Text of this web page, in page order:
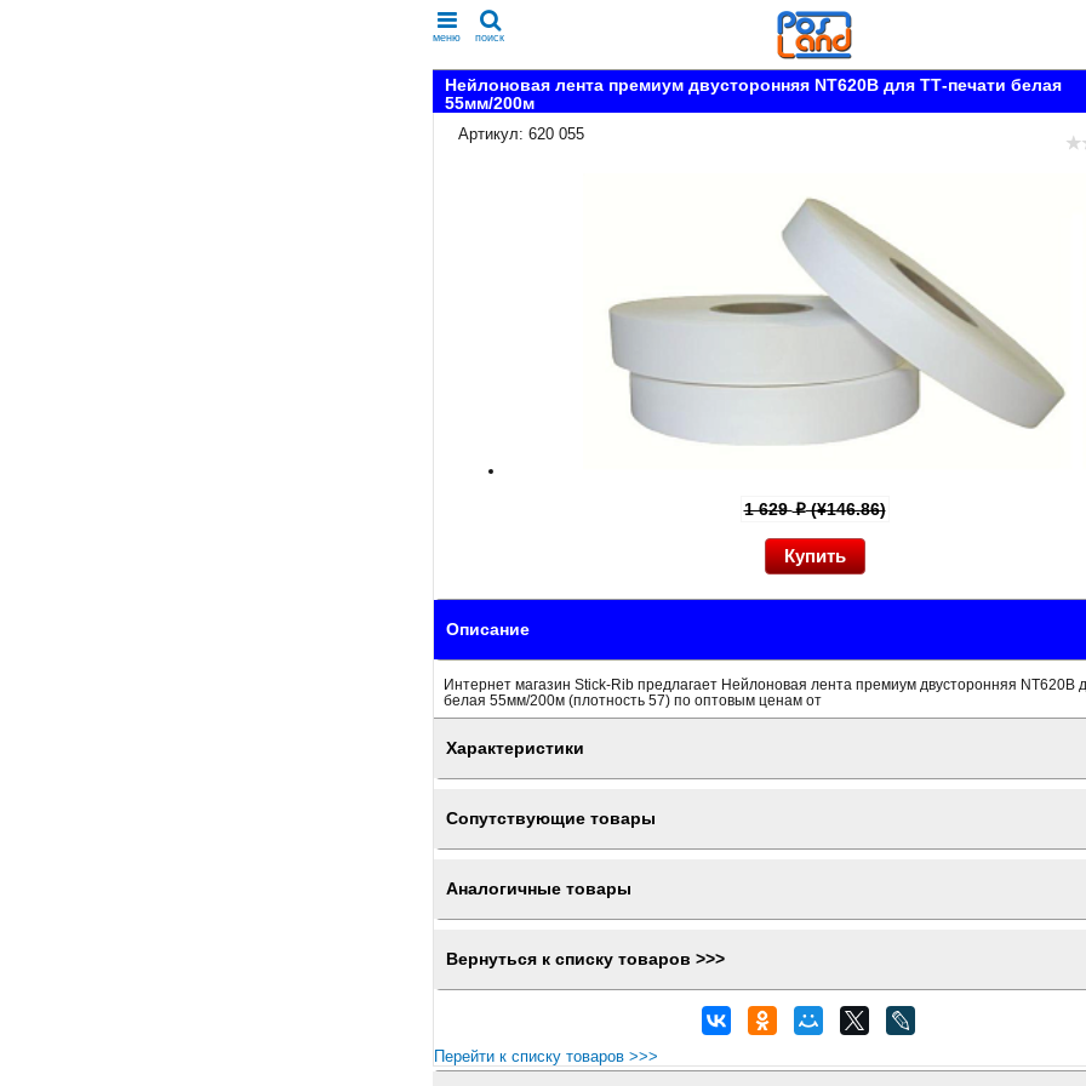
меню поиск
Нейлоновая лента премиум двусторонняя NT620B для ТТ-печати белая
55мм/200м
Артикул: 620 055
1 629p(¥146.86)
Описание
Интернет магазин Stick-Rib предлагает Нейлоновая лента премиум двусторонняя NT620B
белая 55мм/200м (плотность 57) по оптовым ценам от
Характеристики
Сопутствующие товары
Аналогичные товары
Вернуться к списку товаров >>>
Перейти к списку товаров >>>